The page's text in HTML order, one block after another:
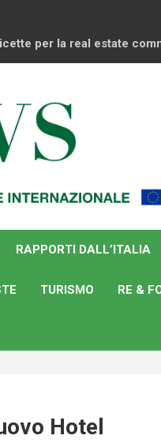
per la real estate
RAPPORTI DALL’ITALIA
TURISMO RE &
Hotel